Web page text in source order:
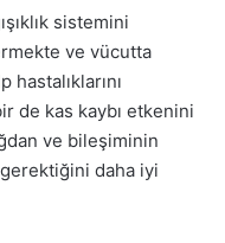
sistemini
ve vücutta
hastalıklarını
de kas kaybı etkenini
ve bileşiminin
daha iyi